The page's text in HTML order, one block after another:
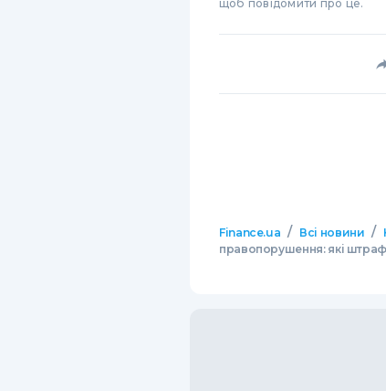
щоб повідомити про це.
Finance.ua / Всі новини /
правопорушення: які